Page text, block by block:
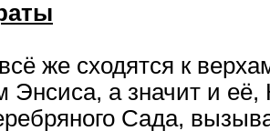
же сходятся к
Энсиса, а значит и
Сада,